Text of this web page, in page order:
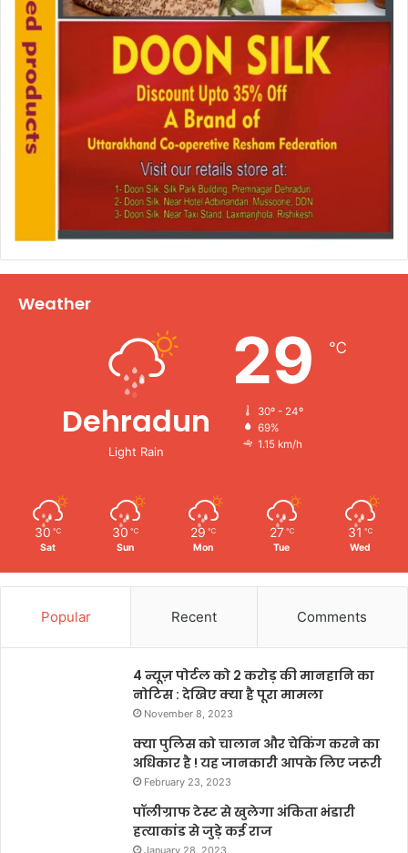
Weather
Dehradun
Light Rain
29 ℃
30º - 24º
69%
1.15 km/h
30 ℃
Sat
30 ℃
Sun
29 ℃
Mon
27 ℃
Tue
31 ℃
Wed
Popular Recent Comments
4 न्यूज़ पोर्टल को 2 करोड़ की मानहानि का
नोटिस : देखिए क्या है पूरा मामला
November 8, 2023
क्या पुलिस को चालान और चेकिंग करने का
अधिकार है ! यह जानकारी आपके लिए जरूरी
February 23, 2023
पॉलीग्राफ टेस्ट से खुलेगा अंकिता भंडारी
हत्याकांड से जुड़े कई राज